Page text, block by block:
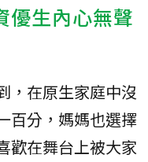
優生內心無聲
，在原生家庭中沒
百分，媽媽也選擇
歡在舞台上被大家